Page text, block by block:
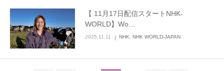
【 11月17日配信スタートNHK-
WORLD】Wo…
2025.11.11 NHK NHK WORLD-JAPAN